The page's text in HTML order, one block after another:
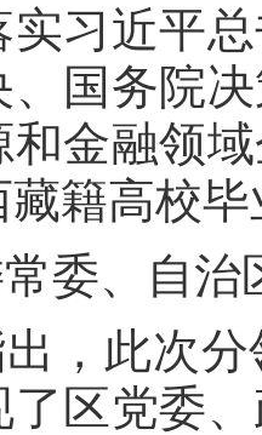
实习近平
、国务院
和金融领
藏籍高校
委、自
，此次
了区党委